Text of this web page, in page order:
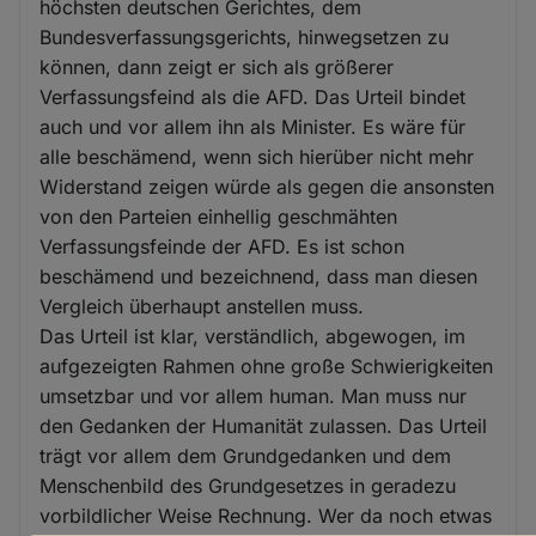
höchsten deutschen Gerichtes, dem
Bundesverfassungsgerichts, hinwegsetzen zu
können, dann zeigt er sich als größerer
Verfassungsfeind als die AFD. Das Urteil bindet
auch und vor allem ihn als Minister. Es wäre für
alle beschämend, wenn sich hierüber nicht mehr
Widerstand zeigen würde als gegen die ansonsten
von den Parteien einhellig geschmähten
Verfassungsfeinde der AFD. Es ist schon
beschämend und bezeichnend, dass man diesen
Vergleich überhaupt anstellen muss.
Das Urteil ist klar, verständlich, abgewogen, im
aufgezeigten Rahmen ohne große Schwierigkeiten
umsetzbar und vor allem human. Man muss nur
den Gedanken der Humanität zulassen. Das Urteil
trägt vor allem dem Grundgedanken und dem
Menschenbild des Grundgesetzes in geradezu
vorbildlicher Weise Rechnung. Wer da noch etwas